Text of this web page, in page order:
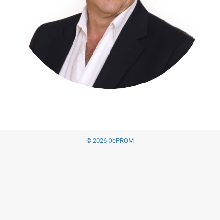
© 2026 OePROM